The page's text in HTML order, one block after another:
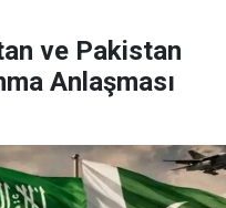
ve Pakistan
Anlaşması